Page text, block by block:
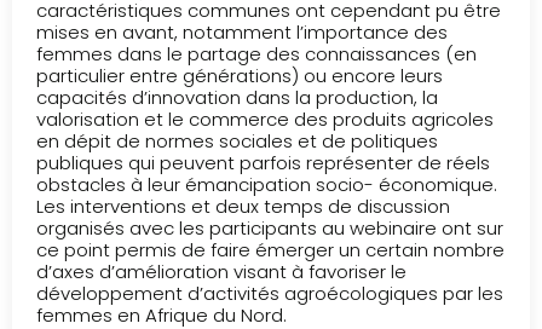
caractéristiques communes ont cependant pu être
mises en avant, notamment l’importance des
femmes dans le partage des connaissances (en
particulier entre générations) ou encore leurs
capacités d’innovation dans la production, la
valorisation et le commerce des produits agricoles
en dépit de normes sociales et de politiques
publiques qui peuvent parfois représenter de réels
obstacles à leur émancipation socio- économique.
Les interventions et deux temps de discussion
organisés avec les participants au webinaire ont sur
ce point permis de faire émerger un certain nombre
d’axes d’amélioration visant à favoriser le
développement d’activités agroécologiques par les
femmes en Afrique du Nord.